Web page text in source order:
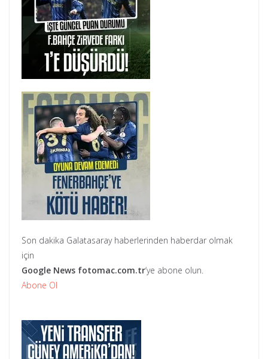
Son dakika Galatasaray haberlerinden haberdar olmak
için
Google News fotomac.com.tr‘ye abone olun.
Abone Ol